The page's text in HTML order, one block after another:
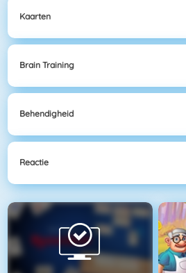
Kaarten
Brain Training
Behendigheid
Reactie